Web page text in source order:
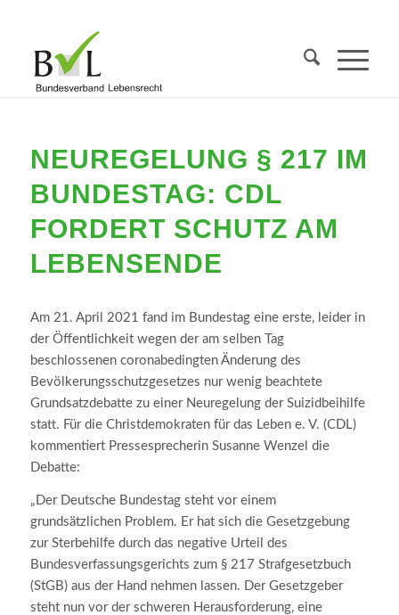
NEUREGELUNG § 217 IM
BUNDESTAG: CDL
FORDERT SCHUTZ AM
LEBENSENDE
Am 21. April 2021 fand im Bundestag eine erste, leider in
der Öffentlichkeit wegen der am selben Tag
beschlossenen coronabedingten Änderung des
Bevölkerungsschutzgesetzes nur wenig beachtete
Grundsatzdebatte zu einer Neuregelung der Suizidbeihilfe
statt. Für die Christdemokraten für das Leben e. V. (CDL)
kommentiert Pressesprecherin Susanne Wenzel die
Debatte:
„Der Deutsche Bundestag steht vor einem
grundsätzlichen Problem. Er hat sich die Gesetzgebung
zur Sterbehilfe durch das negative Urteil des
Bundesverfassungsgerichts zum § 217 Strafgesetzbuch
(StGB) aus der Hand nehmen lassen. Der Gesetzgeber
steht nun vor der schweren Herausforderung, eine